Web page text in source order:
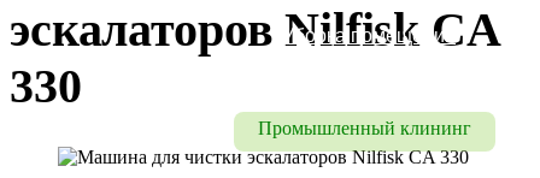
Уборка помещений
Промышленный клининг
эскалаторов Nilfisk CA
330